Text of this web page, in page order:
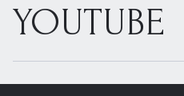
YOUTUBE